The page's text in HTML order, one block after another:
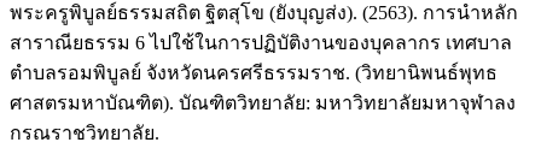
พระครูพิบูลย์ธรรมสถิต ฐิตสุโข (ยังบุญส่ง). (2563). การนำหลัก
สาราณียธรรม 6 ไปใช้ในการปฏิบัติงานของบุคลากร เทศบาล
ตำบลรอมพิบูลย์ จังหวัดนครศรีธรรมราช. (วิทยานิพนธ์พุทธ
ศาสตรมหาบัณฑิต). บัณฑิตวิทยาลัย: มหาวิทยาลัยมหาจุฬาลง
กรณราชวิทยาลัย.